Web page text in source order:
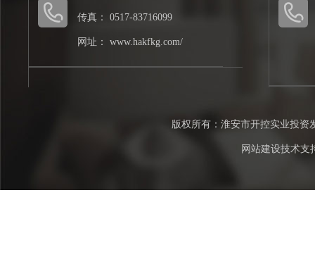
传真： 0517-83716099
网址： www.hakfkg.com/
版权所有：淮安市开控实业投资
网站建设技术支